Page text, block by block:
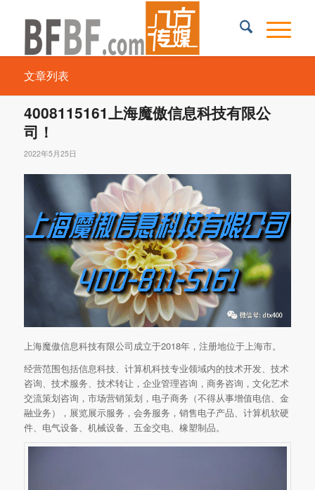
文章列表
4008115161上海魔傲信息科技有限公
司！
2022年5月25日
上海魔傲信息科技有限公司成立于2018年，注册地位于上海市。
经营范围包括信息科技、计算机科技专业领域内的技术开发、技术
咨询、技术服务、技术转让，企业管理咨询，商务咨询，文化艺术
交流策划咨询，市场营销策划，电子商务（不得从事增值电信、金
融业务），展览展示服务，会务服务，销售电子产品、计算机软硬
件、电气设备、机械设备、五金交电、橡塑制品。